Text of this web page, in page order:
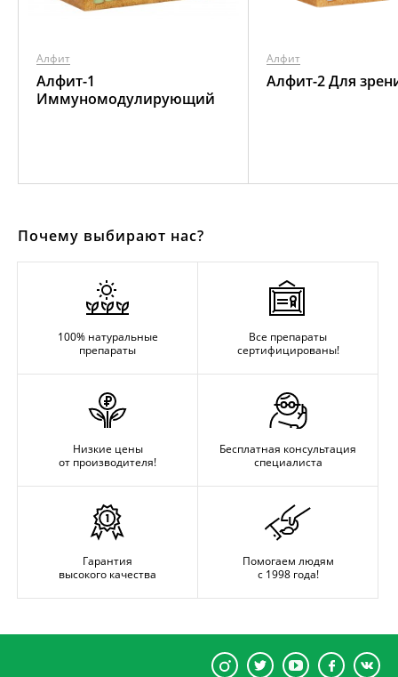
Алфит
Алфит-1
Иммуномодулирующий
Алфит
Алфит-2 Для
Почему выбирают нас?
100% натуральные
препараты
Все препараты
сертифицированы!
Низкие цены
от производителя!
Бесплатная консультация
специалиста
Гарантия
высокого качества
Помогаем людям
с 1998 года!